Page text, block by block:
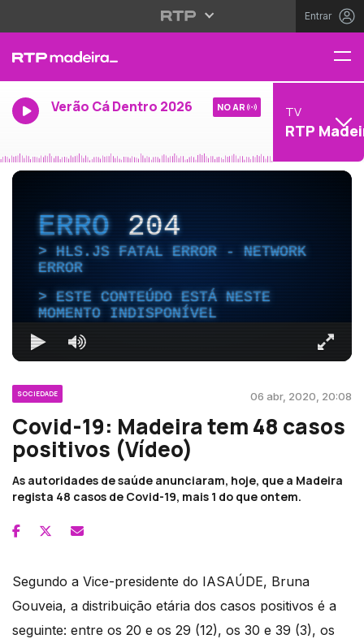
Entrar
Verão Cá Dentro 2026 NO AR TV
RTP
ERRO204
HLS.JS FATAL ERROR - NETWORK
ERROR
ESTE CONTEÚDO ESTÁ NESTE
MOMENTO INDISPONÍVEL
SOCIEDADE 06 abr, 2020, 20:08
Covid-19: Madeira tem 48 casos
positivos (Vídeo)
As autoridades de saúde anunciaram, hoje, que a Madeira
regista 48 casos de Covid-19, mais 1 do que ontem.
Segundo a Vice-presidente do IASAÚDE, Bruna
Gouveia, a distribuição etária dos casos positivos é a
seguinte: entre os 20 e os 29 (12), os 30 e 39 (3), os